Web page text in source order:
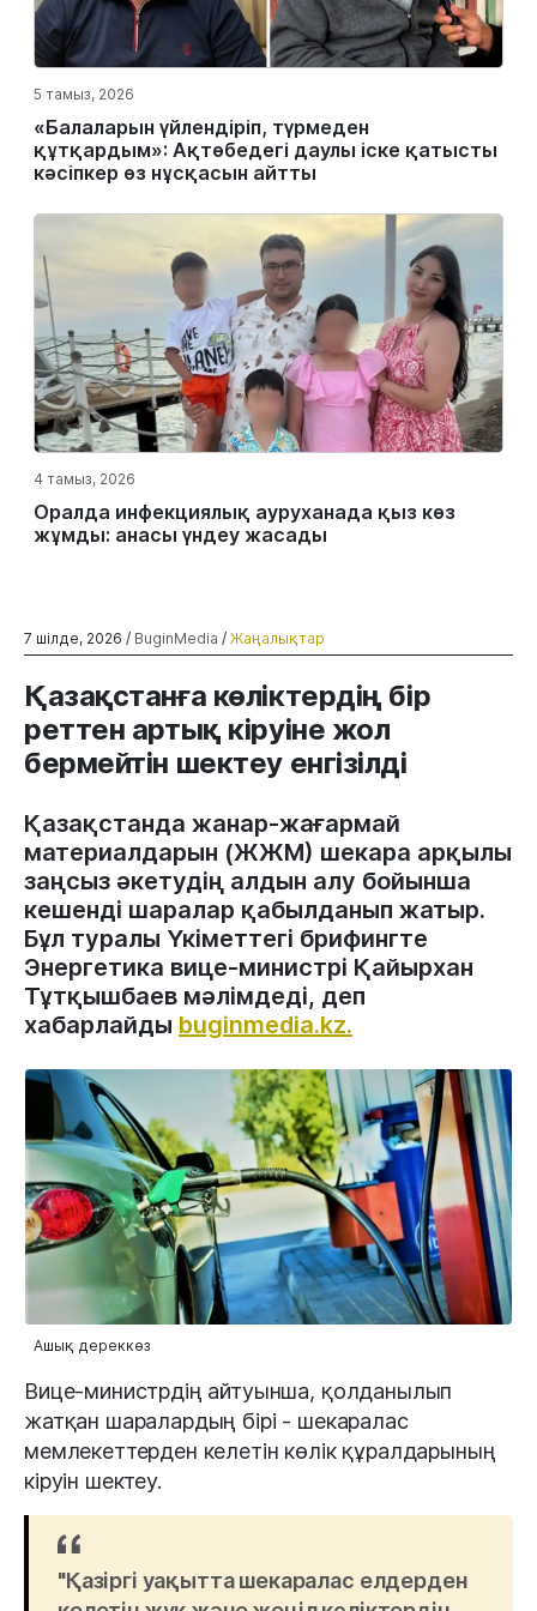
5 тамыз, 2026
«Балаларын үйлендіріп, түрмеден
құтқардым»: Ақтөбедегі даулы іске қатысты
кәсіпкер өз нұсқасын айтты
4 тамыз, 2026
Оралда инфекциялық ауруханада қыз көз
жұмды: анасы үндеу жасады
7 шілде, 2026 / BuginMedia / Жаңалықтар
Қазақстанға көліктердің бір
реттен артық кіруіне жол
бермейтін шектеу енгізілді
Қазақстанда жанар-жағармай
материалдарын (ЖЖМ) шекара арқылы
заңсыз әкетудің алдын алу бойынша
кешенді шаралар қабылданып жатыр.
Бұл туралы Үкіметтегі брифингте
Энергетика вице-министрі Қайырхан
Тұтқышбаев мәлімдеді, деп
хабарлайды buginmedia.kz.
Ашық дереккөз
Вице-министрдің айтуынша, қолданылып
жатқан шаралардың бірі - шекаралас
мемлекеттерден келетін көлік құралдарының
кіруін шектеу.
"Қазіргі уақытта шекаралас елдерден